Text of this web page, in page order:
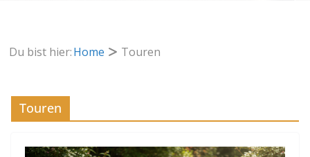
Du bist hier:Home Touren
Touren